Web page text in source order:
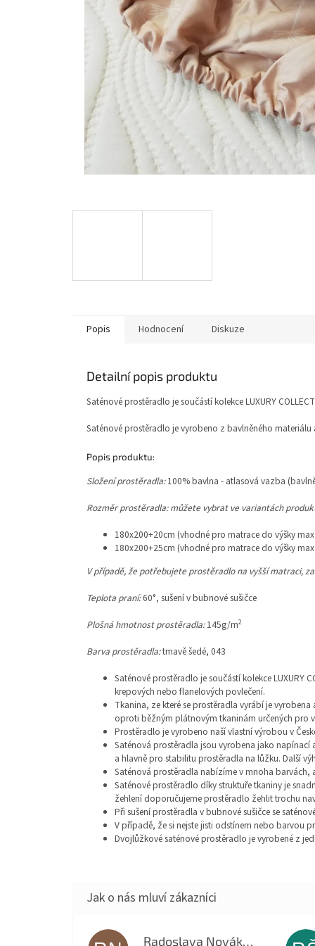
Popis Hodnocení Diskuze
Detailní popis produktu
Saténové prostěradlo je součástí kolekce LUXURY
Saténové prostěradlo je vyrobeno z bavlněného
Popis produktu:
Složení prostěradla:100% bavlna - atlasová vazba
Rozměr prostěradla: můžete vybrat ve variantách
180x200+20cm (vhodné pro matrace do výšky
180x200+25cm (vhodné pro matrace do výšky
V případě, že potřebujete prostěradlo na vyšší matraci,
Teplota praní:60°, sušení v bubnové sušičce
Plošná hmotnost prostěradla:145g/m2
Barva prostěradla:tmavě šedé, 043
Saténové prostěradlo je součástí kolekce LUXURY
krepových nebo flanelových povlečení.
Tkanina, ze které se prostěradla vyrábí je
oproti běžným plátnovým tkaninám určených pro
Prostěradlo je vyrobeno naší vlastní výrobou v
Saténová prostěradla jsou vyrobena jako
a hlavně pro stabilitu prostěradla na lůžku. Další
Saténová prostěradla nabízíme v mnoha barvách,
Saténové prostěradlo díky struktuře tkaniny je
žehlení doporučujeme prostěradlo žehlit trochu
Při sušení prostěradla v bubnové sušičce se
V případě, že si nejste jisti odstínem nebo barvou
Dvojlůžkové saténové prostěradlo je vyrobené z
Radoslava Nováková